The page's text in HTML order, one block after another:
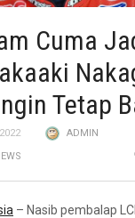
Cuma
Tetap
ADMIN
– Nasib pembalap